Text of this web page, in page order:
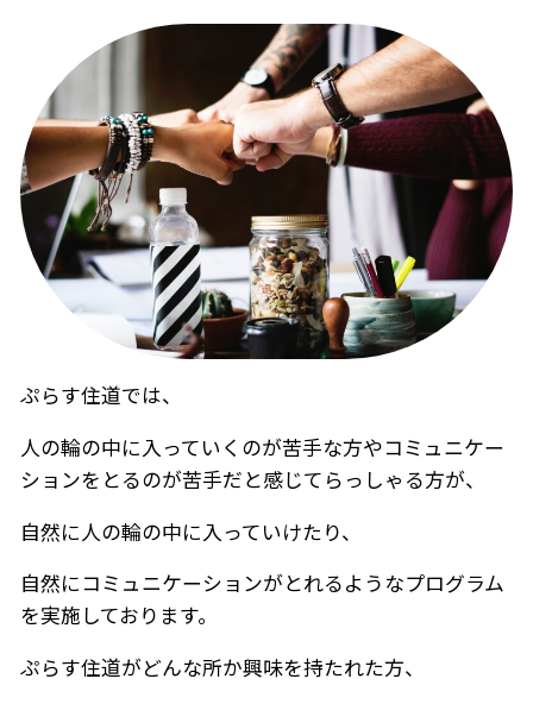
ぷらす住道では、
人の輪の中に入っていくのが苦手な方やコミュニケー
ションをとるのが苦手だと感じてらっしゃる方が、
自然に人の輪の中に入っていけたり、
自然にコミュニケーションがとれるようなプログラム
を実施しております。
ぷらす住道がどんな所か興味を持たれた方、